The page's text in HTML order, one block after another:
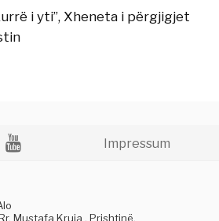
i yti”, Xheneta i përgjigjet
Impressum
Mustafa Kruja , Prishtinë,